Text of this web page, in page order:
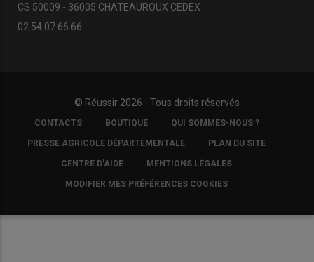
CS 50009 - 36005 CHATEAUROUX CEDEX
02.54.07.66.66
© Réussir 2026 - Tous droits réservés
FOOTER
COPYRIGHT
CONTACTS BOUTIQUE QUI SOMMES-NOUS ?
PRESSE AGRICOLE DÉPARTEMENTALE PLAN DU SITE
CENTRE D'AIDE MENTIONS LÉGALES
MODIFIER MES PRÉFÉRENCES COOKIES